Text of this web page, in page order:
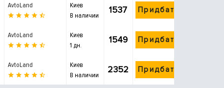
AvtoLand
Киев
В наличии
1537 Придбати
AvtoLand
Киев
1 дн.
1549 Придбати
AvtoLand
Киев
В наличии
2352 Придбати